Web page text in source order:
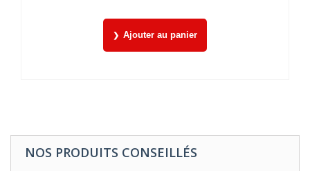
Ajouter au panier
NOS PRODUITS CONSEILLÉS